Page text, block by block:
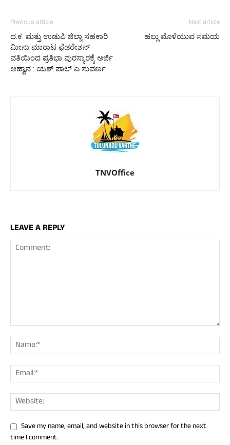
Previous article
ದ.ಕ. ಮತ್ತು ಉಡುಪಿ ಜಿಲ್ಲಾ ಸಹಕಾರಿ
ಮೀನು ಮಾರಾಟ ಫೆಡರೇಶನ್
ವತಿಯಿಂದ ಪ್ರತಿಭಾ ಪುರಸ್ಕಾರಕ್ಕೆ ಅರ್ಜಿ
ಆಹ್ವಾನ : ಯಶ್ ಪಾಲ್ ಎ ಸುವರ್ಣ
Next article
ಹಲ್ಲು ಮೊಳೆಯುವ ಸಮಯ
TNVOffice
LEAVE A REPLY
Save my name, email, and website in this browser for the next
time I comment.